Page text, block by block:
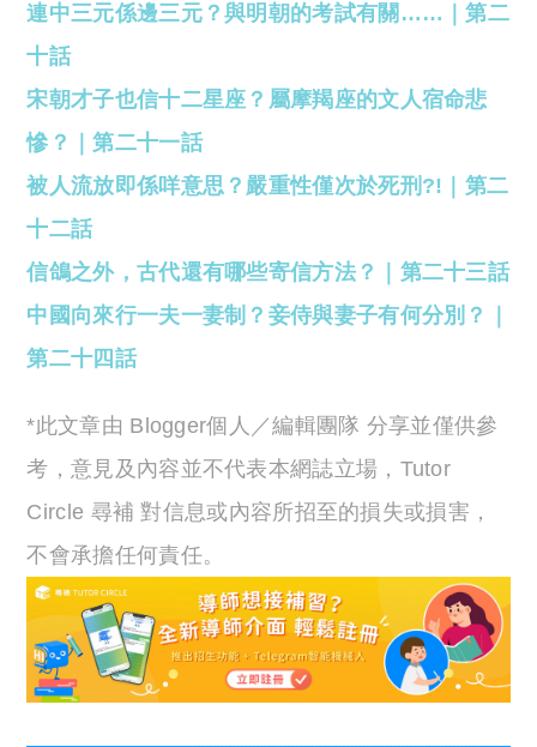
連中三元係邊三元？與明朝的考試有關……｜第二
十話
宋朝才子也信十二星座？屬摩羯座的文人宿命悲
慘？｜第二十一話
被人流放即係咩意思？嚴重性僅次於死刑?!｜第二
十二話
信鴿之外，古代還有哪些寄信方法？｜第二十三話
中國向來行一夫一妻制？妾侍與妻子有何分別？｜
第二十四話
*此文章由 Blogger個人／編輯團隊 分享並僅供參
考，意見及內容並不代表本網誌立場，Tutor
Circle 尋補 對信息或內容所招至的損失或損害，
不會承擔任何責任。